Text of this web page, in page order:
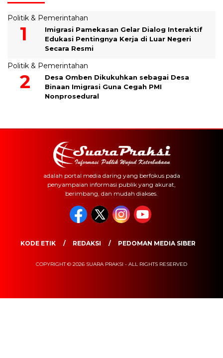
Politik & Pemerintahan
Imigrasi Pamekasan Gelar Dialog Interaktif
Edukasi Pentingnya Kerja di Luar Negeri
Secara Resmi
Politik & Pemerintahan
Desa Omben Dikukuhkan sebagai Desa
Binaan Imigrasi Guna Cegah PMI
Nonprosedural
adalah portal media daring yang berfokus pada
penyampaian informasi publik yang akurat,
berimbang, dan mudah diakses.
KODE ETIK REDAKSI PEDOMAN MEDIA SIBER
COPYRIGHT © 2026 SUARA PRAKSI - ALL RIGHTS RESERVED